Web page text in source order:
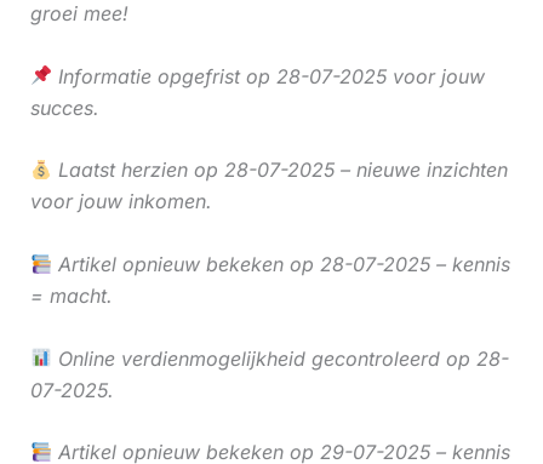
groei mee!
Informatie opgefrist op 28-07-2025 voor jouw
succes.
Laatst herzien op 28-07-2025 – nieuwe inzichten
voor jouw inkomen.
Artikel opnieuw bekeken op 28-07-2025 – kennis
= macht.
Online verdienmogelijkheid gecontroleerd op 28-
07-2025.
Artikel opnieuw bekeken op 29-07-2025 – kennis